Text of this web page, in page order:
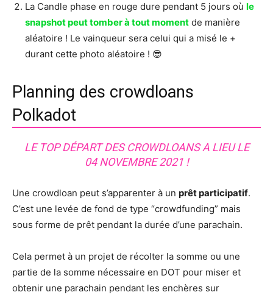
La Candle phase en rouge dure pendant 5 jours où le
snapshot peut tomber à tout moment de manière
aléatoire ! Le vainqueur sera celui qui a misé le +
durant cette photo aléatoire ! 😎
Planning des crowdloans
Polkadot
LE TOP DÉPART DES CROWDLOANS A LIEU LE
04 NOVEMBRE 2021 !
Une crowdloan peut s’apparenter à un prêt participatif.
C’est une levée de fond de type “crowdfunding” mais
sous forme de prêt pendant la durée d’une parachain.
Cela permet à un projet de récolter la somme ou une
partie de la somme nécessaire en DOT pour miser et
obtenir une parachain pendant les enchères sur